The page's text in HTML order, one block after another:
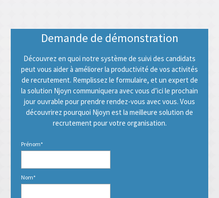
Demande de démonstration
Découvrez en quoi notre système de suivi des candidats
peut vous aider à améliorer la productivité de vos activités
de recrutement. Remplissez le formulaire, et un expert de
la solution Njoyn communiquera avec vous d’ici le prochain
jour ouvrable pour prendre rendez-vous avec vous. Vous
découvrirez pourquoi Njoyn est la meilleure solution de
recrutement pour votre organisation.
Prénom*
Nom*